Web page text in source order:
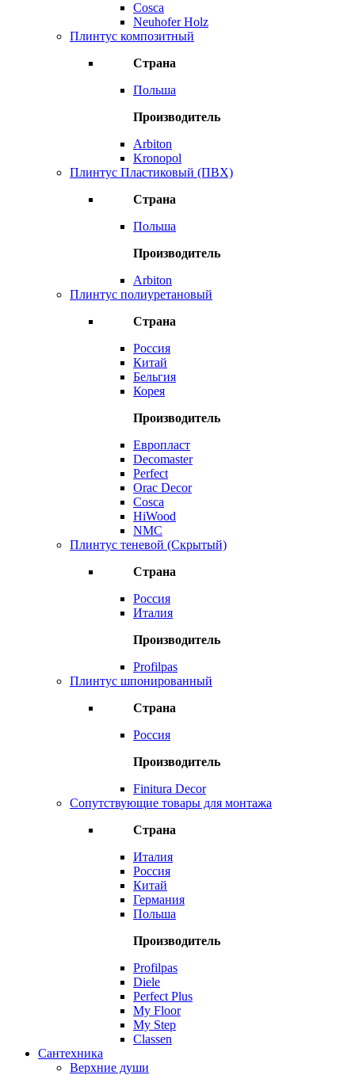
Cosca
Neuhofer Holz
Плинтус композитный
Страна
Польша
Производитель
Arbiton
Kronopol
Плинтус Пластиковый (ПВХ)
Страна
Польша
Производитель
Arbiton
Плинтус полиуретановый
Страна
Россия
Китай
Бельгия
Корея
Производитель
Европласт
Decomaster
Perfect
Orac Decor
Cosca
HiWood
NMC
Плинтус теневой (Скрытый)
Страна
Россия
Италия
Производитель
Profilpas
Плинтус шпонированный
Страна
Россия
Производитель
Finitura Decor
Сопутствующие товары для монтажа
Страна
Италия
Россия
Китай
Германия
Польша
Производитель
Profilpas
Diele
Perfect Plus
My Floor
My Step
Classen
Сантехника
Верхние души